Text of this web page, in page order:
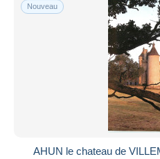
Nouveau
AHUN le chateau de